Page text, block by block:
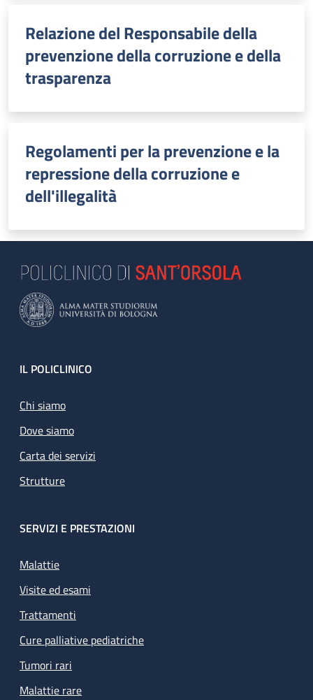
Relazione del Responsabile della
prevenzione della corruzione e della
trasparenza
Regolamenti per la prevenzione e la
repressione della corruzione e
dell'illegalità
Footer
IL POLICLINICO
Chi siamo
Dove siamo
Carta dei servizi
Strutture
SERVIZI E PRESTAZIONI
Malattie
Visite ed esami
Trattamenti
Cure palliative pediatriche
Tumori rari
Malattie rare